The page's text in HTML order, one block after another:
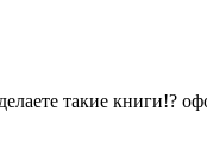
такие книги!?